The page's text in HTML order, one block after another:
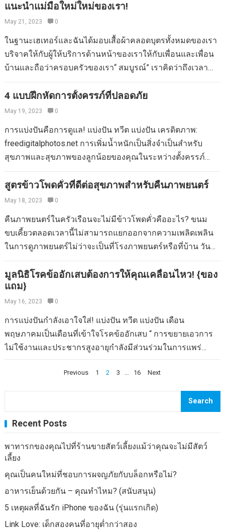
ที่น้องสาวของฉันบอกฉันเกี่ยวกับการใช้กับหลานชายอายุ 8
เดือนของฉันเรียกว่าผู้พิทักษ์รางฟัน Crib ผลิตภัณฑ์นี้มีความคิด
สร้างสรรค์จริงๆ ผู้พิทักษ์รถไฟฟันที่เราซื้อมานั้นมาจากเทรนด์
แลนด์และมันต่ำกว่า $ 20 แต่ฉันสังเกตเห็นหลังจากนั้นฉัน
สามารถซื้อ Crib Teething Cover ยี่ห้ออีกยี่ห้อใน…
ๆ นี้กับเพื่อนที่ดีที่สุดในวัยเด็กของฉันโมนิก้า (เป็นผู้ใหญ่) ตลอด
ทั้งเช้าเราท้าทายตัวเองให้ร้องเพลงแทนการพูด ฉันร้องเพลง“
ส่งซีเรียลให้ฉัน” และเธอก็ตอบกลับบทเพลง“ โอ้ใช่ฉันจะ!” ร้อง
เพลงของคุณผ่านการทำอาหารเย็นหรือแต่งตัวให้ลูกน้อยของ
คุณ (เมื่อไม่มีใครอยู่บ้าน) ตรวจสอบให้แน่ใจว่าได้ทำซ้ำนักร้อง
(จากการสร้างของคุณเอง) และคิดค้นขั้นตอนการเต้นรำหรือ
พยายามประดิษฐ์เนื้อเพลงของคุณเองไปที่ Twinkle Twinkle
Little Star (ซึ่งเป็นเพลงของ ABC และ Baa Baa…
แนะนำแม่มือใหม่ใหม่ของเรา!
May 21, 2023 0
ในฐานะเฮเทอร์และฉันได้มอบเสื้อผ้าคลอดบุตรทั้งหมดของเรา
บริจาคให้กับผู้ให้บริการด้านหน้าของเราให้กับเพื่อนและเพื่อน
บ้านและถือว่าครอบครัวของเรา“ สมบูรณ์” เราคิดว่าถึงเวลา
กับการยอมจำนนทุกครั้งที่เราได้รับและขอให้บางคนมีส่วนร่วม
ที่นี่ใน RookieMoms.com ในขณะที่คนอื่น ๆ จะบันทึกความ
ได้เชิญ Six Rookies เหล่านี้มาแบ่งปันเรื่องราวของพวกเขากับ
เราและเราไม่สามารถตื่นเต้นได้มากขึ้น กรุณาพบเพื่อนใหม่
ของเรา: Leslie Brinkley สวัสดี! ฉันเป็นเลสลี่”“ บล็อกเกอร์และ
Instagram และฉันก็ยังหมกมุ่นอยู่กับสุนัขของฉันแจ็คสัน ฉันเกิด
และเติบโตในเวอร์จิเนียตอนนี้อาศัยอยู่ในฟิลาเดลเฟียกับสามี
ของฉันชาร์ลส์ เราพบกันตกหลุมรักและแต่งงานที่มหาวิทยาลัย
วิลลาโนวาและเราคาดหวังว่าลูกคนแรกของเราในเดือน
มกราคมนี้! ฉันชอบที่จะเดินทางถ้าฉันสามารถไปที่ไหนสักแห่ง
วิ่งเพื่อฉันสามารถกินอาหารที่ดีและดื่มค็อกเทลสุดพิเศษ…
4 แบบฝึกหัดการตั้งครรภ์ที่ปลอดภัย
May 19, 2023 0
การแบ่งปันคือการดูแล! แบ่งปัน ทวีต แบ่งปัน เครดิตภาพ:
freedigitalphotos.net การเพิ่มน้ำหนักเป็นสิ่งจำเป็นสำหรับ
สุขภาพและสุขภาพของลูกน้อยของคุณในระหว่างตั้งครรภ์
เบาหวานขณะตั้งครรภ์และอาจเป็นเรื่องยากมากที่จะลดน้ำ
หนักพิเศษหลังจากที่ลูกของคุณเกิด ด้วยโปรแกรมอาหารที่
เหมาะสมและ Vie Fitness & Day Spa คุณจะมีการตั้งครรภ์ที่ดี
ต่อสุขภาพด้วยน้ำหนักที่เพิ่มขึ้นตามปกติ มารดาที่คาดหวังที่
ออกกำลังกายจะได้รับ 7 ปอนด์น้อยกว่าผู้ที่ไม่ออกกำลังกาย
ด้านล่างนี้เป็นแบบฝึกหัดสี่แบบที่ปลอดภัยในระหว่างตั้งครรภ์
ครรภ์และสามารถเริ่มต้นได้ในช่วงการตั้งครรภ์ของคุณ การ
ออกกำลังกายที่มีผลกระทบต่ำนี้ช่วยให้ความวิตกกังวลออกจาก
ข้อต่อของคุณปรับปรุงการไหลเวียนเพิ่มความแข็งแกร่งของ
หัวใจและปอดและเป็นพื้นฐานที่จะรวมเข้ากับตารางงานที่ยุ่ง
ของคุณ น้ำว่ายน้ำมีความต้านทานเพียงพอสำหรับหญิงตั้ง
ครรภ์และคุณมีโอกาสน้อยที่จะได้รับบาดเจ็บว่ายน้ำ นอกจากนี้
จะทำในขณะตั้งครรภ์ Pilatespilates ช่วยเสริมสร้างกล้ามเนื้อ
ของคุณเกิด การมีแกนกลางที่แข็งแกร่งจะช่วยให้การทำงาน
หนักง่ายขึ้นและบทเรียนอาการปวดหลังส่วนล่างในระหว่างตั้ง
ครรภ์ โรงยิมในพื้นที่หรือสวนสาธารณะและ Rec ของคุณอาจ
มีชั้นเรียนพิลาทิส…
สูตรข้าวโพดคั่วที่ดีต่อสุขภาพสำหรับคืนภาพยนตร์
May 18, 2023 0
คืนภาพยนตร์ในครัวเรือนจะไม่มีข้าวโพดคั่วคืออะไร? ขนม
ขบเคี้ยวตลอดเวลานี้ไม่สามารถแยกออกจากความเพลิดเพลิน
ในการดูภาพยนตร์ไม่ว่าจะเป็นที่โรงภาพยนตร์หรือที่บ้าน วันนี้
สนใจเช่นเดียวกับสูตรข้าวโพดคั่วที่ดีต่อสุขภาพ เสิร์ฟอาหาร
ว่างสนุก ๆ ที่คุณสามารถรู้สึกได้ดี สูตรข้าวโพดคั่วโรสแมรี่แสน
อร่อยสำหรับคืนภาพยนตร์ ข้าวโพดคั่วมีสุขภาพดีหรือไม่? ก่อน
ที่เราจะไปถึงสูตรข้าวโพดคั่วของสมุนไพรกระเทียมให้พูดคุยกัน
นิดหน่อยเกี่ยวกับข้าวโพดคั่วและถ้ามันเป็นตัวเลือกของว่างที่ดี
และดีต่อสุขภาพ ข้าวโพดคั่วเป็นอาหารที่มีธัญพืชสูงในแคลอรี่
และเส้นใยสูง ข้าวโพดคั่วธรรมดาหนึ่งถ้วยมีประมาณ 30
แคลอรี่และเส้นใย 1.2 กรัม (แม้ว่าจะมีคาร์โบไฮเดรต 6 กรัมต่อ
ขึ้นจริงคือวิธีที่ข้าวโพดคั่วเตรียมไว้และแต่งตัว ฉันไม่คิดเกี่ยว
สุขภาพที่ดี ก่อนอื่นไขมันอิ่มตัวและรสชาติสังเคราะห์ในเนื้อหา
สองเรียงรายไปด้วยฟิล์มที่คาดว่าจะทนต่อน้ำมันและความชื้น
วัสดุบุผิวเหล่านี้รวมถึง PFCs (สารเคมี perfluorinated) ที่ถูกค้น
พบว่าเป็นอันตราย ผลกระทบที่เป็นพิษของพวกเขาอาจทำให้เกิด
เนื้องอกเช่นเดียวกับมะเร็งชนิดเฉพาะ นอกจากนี้พวกเขายังไม่
สามารถย่อยสลายได้เช่นเดียวกับด้วยเหตุนี้จึงอยู่ในบรรยากาศ
อย่างต่อเนื่อง…
มูลนิธิโรคข้ออักเสบต้องการให้คุณเคลื่อนไหว! {ของ
แถม}
May 16, 2023 0
การแบ่งปันกำลังเอาใจใส่! แบ่งปัน ทวีต แบ่งปัน เดือน
พฤษภาคมเป็นเดือนที่เข้าใจโรคข้ออักเสบ “ การขยายเอวการ
ไม่ใช้งานและประชากรสูงอายุกำลังมีส่วนร่วมในการแพร่
ชาวอเมริกันทุกคน สาเหตุทั่วไปของความพิการทั่วไปของ
ของผู้ใหญ่ในสหรัฐอเมริกา (46 ล้านคน) มีโรคข้ออักเสบและ
ประมาณ 67 ล้านคนจะได้รับผลกระทบภายในปี 2573 โรคข้อ
เข่าเสื่อม (OA) ซึ่งเป็นโรคข้ออักเสบชนิดทั่วไปมากที่สุดใน
ปัจจุบันส่งผลกระทบต่อผู้คนเกือบ 27 ล้านคนในสหรัฐอเมริกา
นอกจากนี้เนื่องจากการเชื่อมโยงระหว่างโรคข้อเข่าเสื่อมเช่น
เดียวกับการไม่ใช้งาน เช่นเดียวกับตัวเลขเหล่านี้คาดว่าจะเพิ่ม
ขึ้นเป็นอัตราของโรคข้อเข่าเสื่อม เธอรู้รึเปล่า: * โรคข้ออักเสบ
ไม่เพียง แต่เป็นความเจ็บป่วยที่ส่งผลกระทบต่อผู้สูงอายุ อาการ
ของโรคข้อเข่าเสื่อมสามารถเริ่มต้นได้เร็วเท่าอายุ 40 และการ
พัฒนาอย่างช้าๆ การศึกษาแสดงให้เห็นว่าเคอร์คูมินเป็นการ
Previous 1 2 3 … 16 Next
Search
Recent Posts
พาทารกของคุณไปที่ร้านขายสัตว์เลี้ยงแม้ว่าคุณจะไม่มีสัตว์
เลี้ยง
คุณเป็นคนใหม่ที่ชอบการผจญภัยกับบล็อกหรือไม่?
อาหารเย็นด้วยกัน – คุณทำไหม? (สนับสนุน)
5 เหตุผลที่ฉันรัก iPhone ของฉัน (รุ่นแรกเกิด)
Link Love: เด็กสองคนที่อายุต่ำกว่าสอง